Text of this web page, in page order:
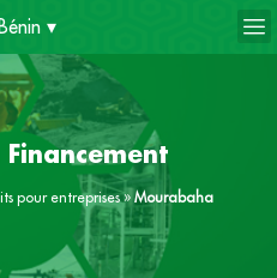
Bénin ▾
pour entreprises» Mourabaha